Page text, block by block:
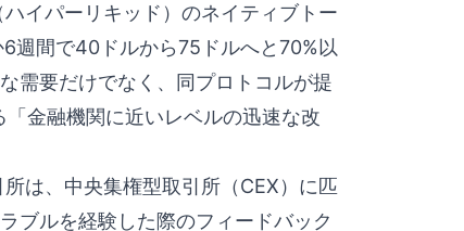
イパーリキッド）のネイティブトー
週間で40ドルから75ドルへと70%以
需要だけでなく、同プロトコルが提
金融機関に近いレベルの迅速な改
は、中央集権型取引所（CEX）に匹
ブルを経験した際のフィードバック